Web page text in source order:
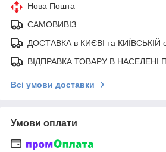
Нова Пошта
САМОВИВІЗ
ДОСТАВКА в КИЄВІ та КИЇВСЬКІЙ
ВІДПРАВКА ТОВАРУ В НАСЕЛЕНІ
Всі умови доставки
Умови оплати